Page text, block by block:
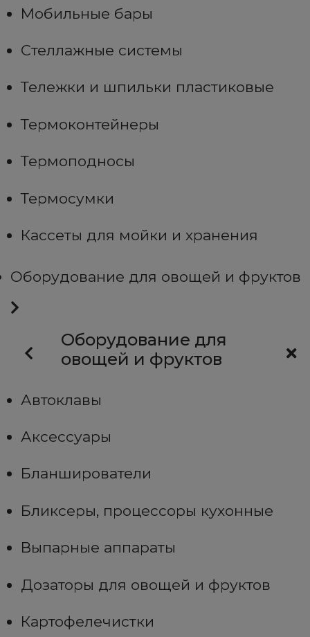
Мобильные бары
Стеллажные системы
Тележки и шпильки пластиковые
Термоконтейнеры
Термоподносы
Термосумки
Кассеты для мойки и хранения
Оборудование для овощей и фруктов
Оборудование для
овощей и фруктов
Автоклавы
Аксессуары
Бланширователи
Бликсеры, процессоры кухонные
Выпарные аппараты
Дозаторы для овощей и фруктов
Картофелечистки